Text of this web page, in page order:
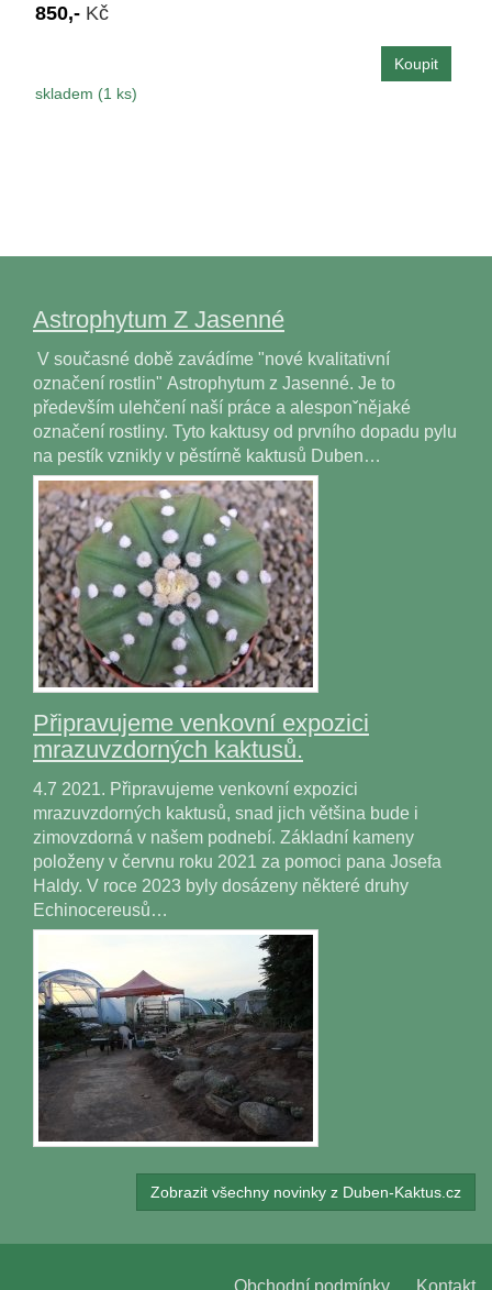
850,- Kč
skladem (1 ks)
Astrophytum Z Jasenné
V současné době zavádíme "nové kvalitativní
označení rostlin" Astrophytum z Jasenné. Je to
především ulehčení naší práce a alesponˇnějaké
označení rostliny. Tyto kaktusy od prvního dopadu pylu
na pestík vznikly v pěstírně kaktusů Duben…
Připravujeme venkovní expozici
mrazuvzdorných kaktusů.
4.7 2021. Připravujeme venkovní expozici
mrazuvzdorných kaktusů, snad jich většina bude i
zimovzdorná v našem podnebí. Základní kameny
položeny v červnu roku 2021 za pomoci pana Josefa
Haldy. V roce 2023 byly dosázeny některé druhy
Echinocereusů…
Zobrazit všechny novinky z Duben-Kaktus.cz
Obchodní podmínky Kontakt